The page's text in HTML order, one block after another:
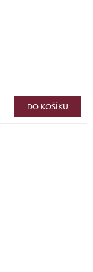
DO KOŠÍKU